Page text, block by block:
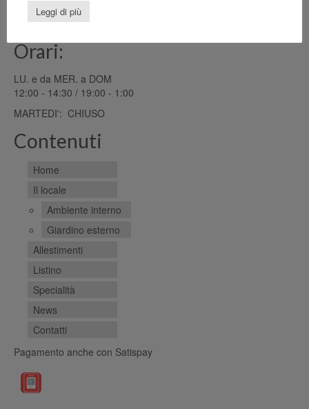
sangregoriocorreggio@gmail.com
Orari:
LU. e da MER. a DOM
12:00 - 14:30 / 19:00 - 1:00
MARTEDI': CHIUSO
Contenuti
Home
Il locale
Ambiente interno
Giardino esterno
Allestimenti
Listino
Specialità
News
Contatti
Pagamento anche con Satispay
Leggi di più